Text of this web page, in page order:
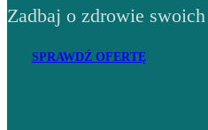
Zadbaj o zdrowie
SPRAWDŹ OFERTĘ